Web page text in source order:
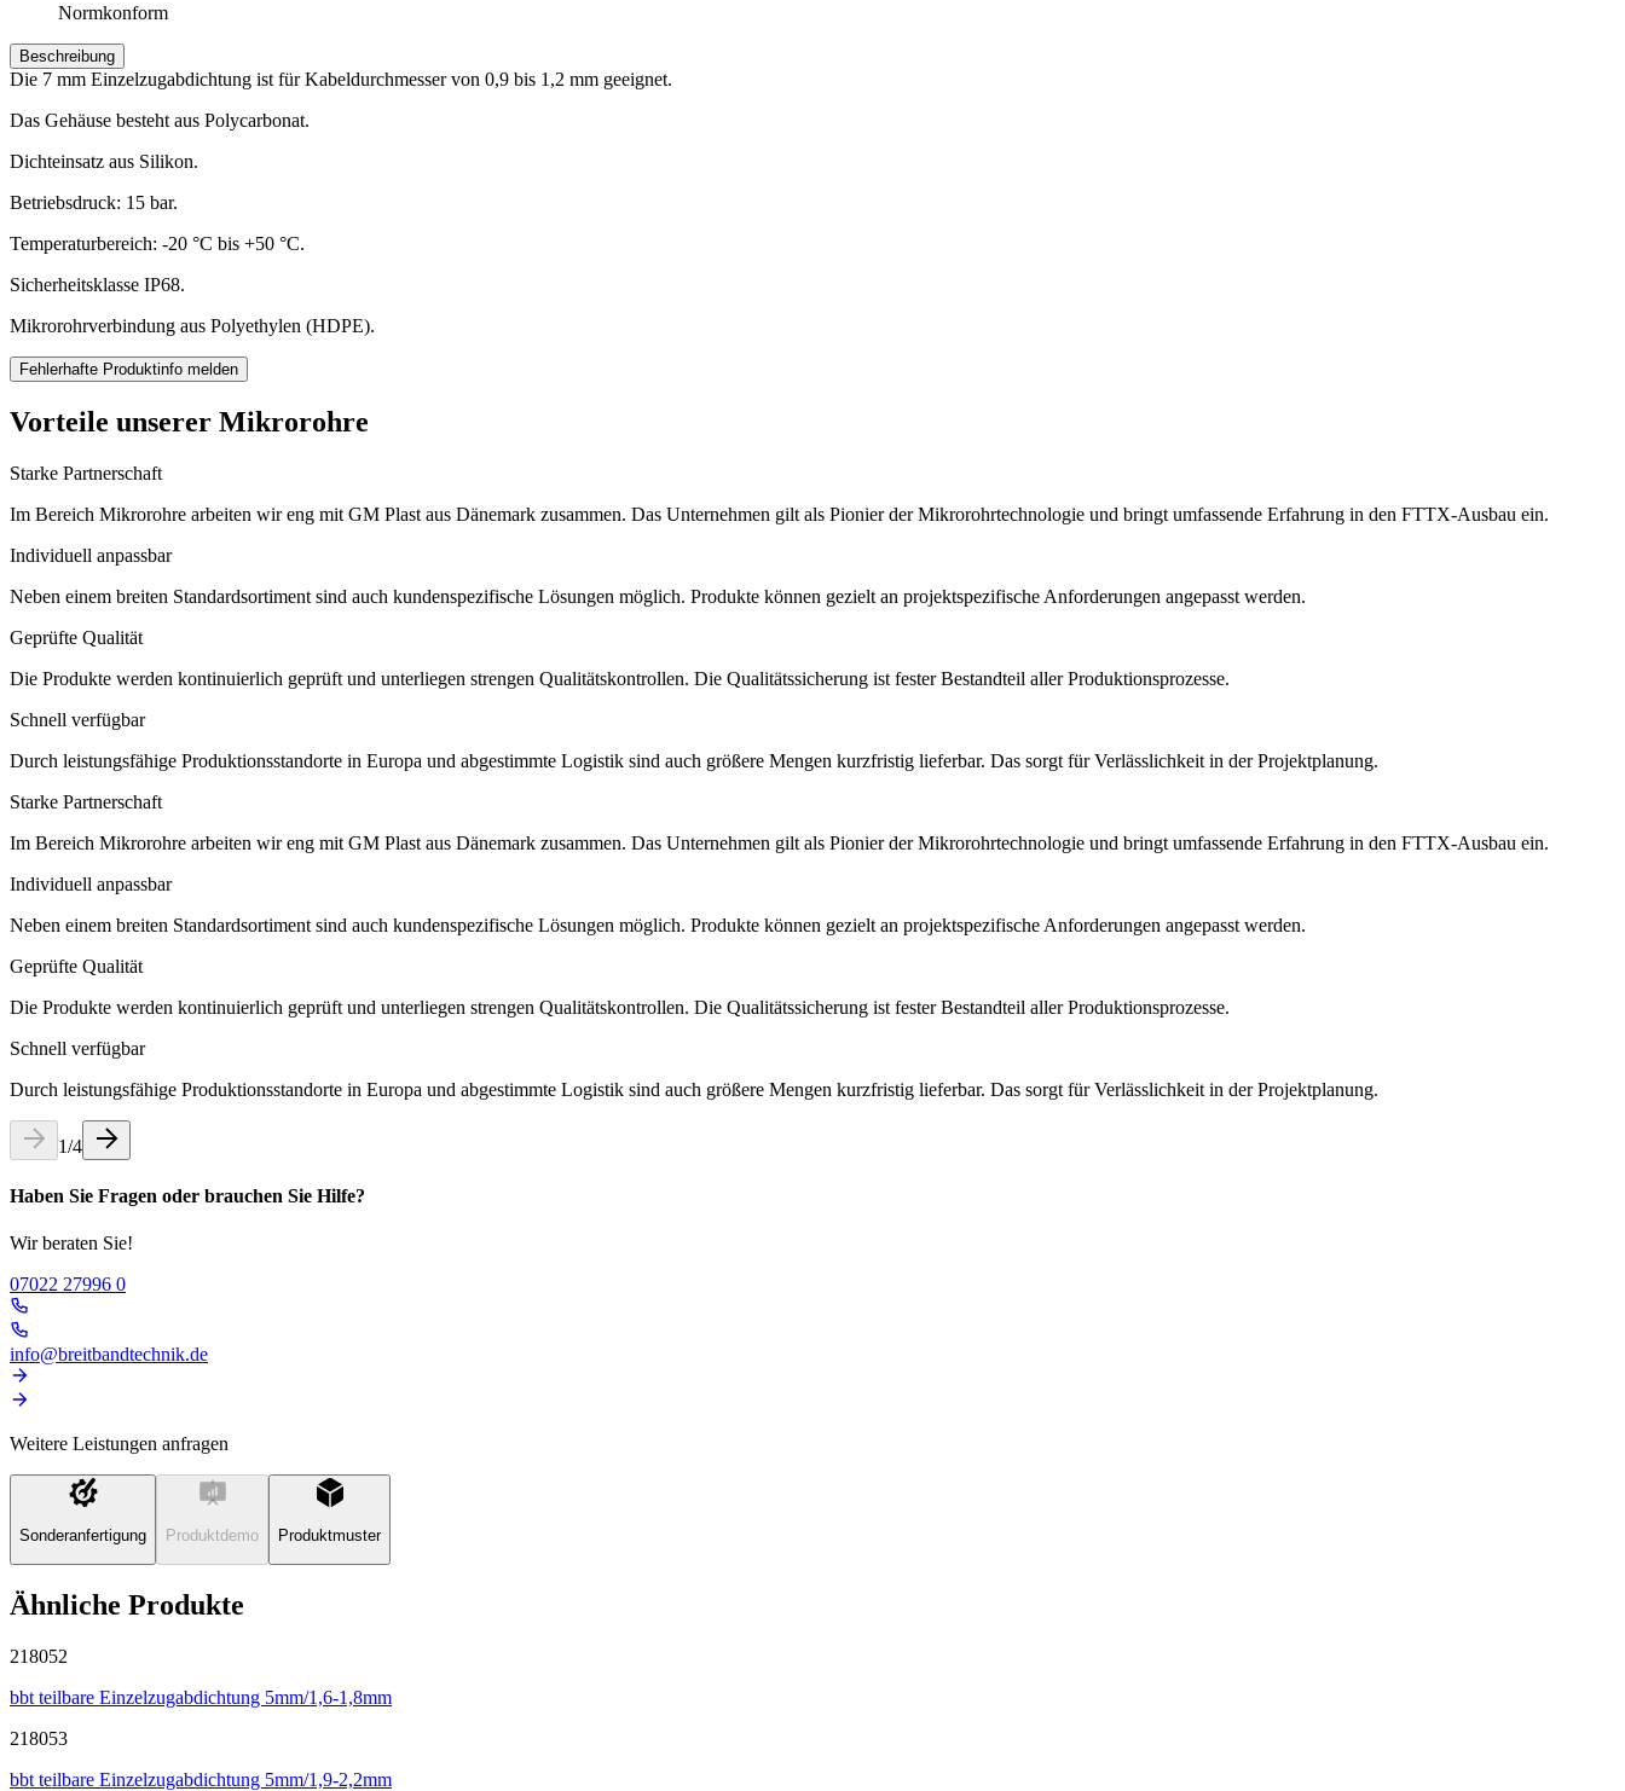
Normkonform
Beschreibung
Die 7 mm Einzelzugabdichtung ist für Kabeldurchmesser von 0,9 bis 1,2 mm geeignet.
Das Gehäuse besteht aus Polycarbonat.
Dichteinsatz aus Silikon.
Betriebsdruck: 15 bar.
Temperaturbereich: -20 °C bis +50 °C.
Sicherheitsklasse IP68.
Mikrorohrverbindung aus Polyethylen (HDPE).
Fehlerhafte Produktinfo melden
Vorteile unserer Mikrorohre
Starke Partnerschaft
Im Bereich Mikrorohre arbeiten wir eng mit GM Plast aus Dänemark zusammen. Das Unternehmen gilt als Pionier der Mikrorohrtechnologie und bringt umfassende Erfahrung in den FTTX-Ausbau ein.
Individuell anpassbar
Neben einem breiten Standardsortiment sind auch kundenspezifische Lösungen möglich. Produkte können gezielt an projektspezifische Anforderungen angepasst werden.
Geprüfte Qualität
Die Produkte werden kontinuierlich geprüft und unterliegen strengen Qualitätskontrollen. Die Qualitätssicherung ist fester Bestandteil aller Produktionsprozesse.
Schnell verfügbar
Durch leistungsfähige Produktionsstandorte in Europa und abgestimmte Logistik sind auch größere Mengen kurzfristig lieferbar. Das sorgt für Verlässlichkeit in der Projektplanung.
Starke Partnerschaft
Im Bereich Mikrorohre arbeiten wir eng mit GM Plast aus Dänemark zusammen. Das Unternehmen gilt als Pionier der Mikrorohrtechnologie und bringt umfassende Erfahrung in den FTTX-Ausbau ein.
Individuell anpassbar
Neben einem breiten Standardsortiment sind auch kundenspezifische Lösungen möglich. Produkte können gezielt an projektspezifische Anforderungen angepasst werden.
Geprüfte Qualität
Die Produkte werden kontinuierlich geprüft und unterliegen strengen Qualitätskontrollen. Die Qualitätssicherung ist fester Bestandteil aller Produktionsprozesse.
Schnell verfügbar
Durch leistungsfähige Produktionsstandorte in Europa und abgestimmte Logistik sind auch größere Mengen kurzfristig lieferbar. Das sorgt für Verlässlichkeit in der Projektplanung.
1/4
Haben Sie Fragen oder brauchen Sie Hilfe?
Wir beraten Sie!
07022 27996 0
info@breitbandtechnik.de
Weitere Leistungen anfragen
Sonderanfertigung Produktdemo Produktmuster
Ähnliche Produkte
218052
bbt teilbare Einzelzugabdichtung 5mm/1,6-1,8mm
218053
bbt teilbare Einzelzugabdichtung 5mm/1,9-2,2mm